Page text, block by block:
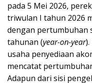
pada 5 Mei 2026,
triwulan I tahun 2026
dengan pertumbuhan
tahunan (year-on-year
usaha penyediaan
mencatat
Adapun dari sisi